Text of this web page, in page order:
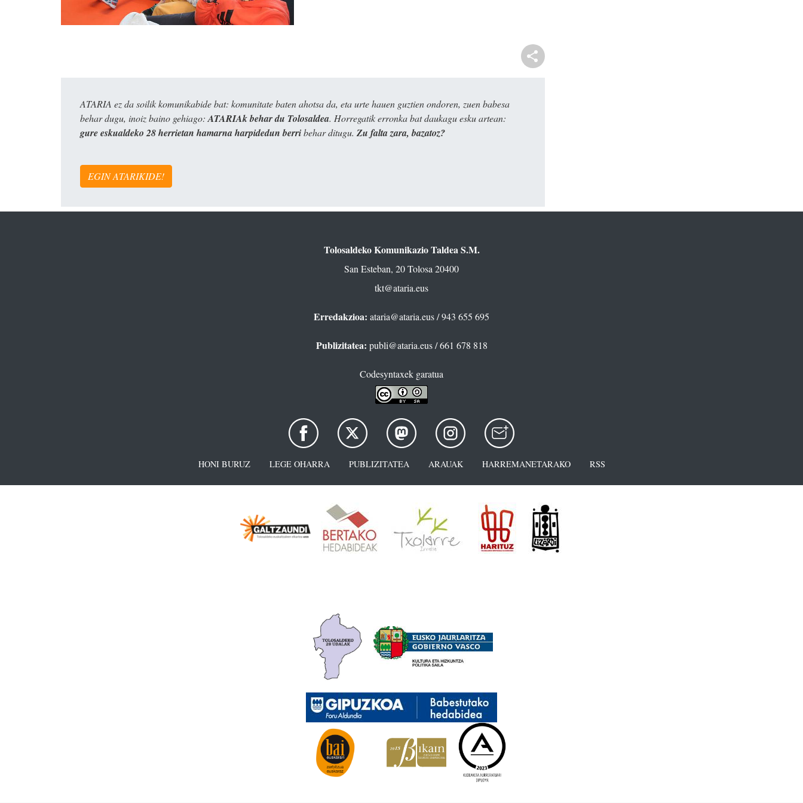
ATARIA ez da soilik komunikabide bat: komunitate baten ahotsa da, eta urte hauen guztien ondoren, zuen babesa
behar dugu, inoiz baino gehiago:ATARIAk behar du Tolosaldea. Horregatik erronka bat daukagu esku artean:
gure eskualdeko 28 herrietan hamarna harpidedun berribehar ditugu. Zu falta zara, bazatoz?
EGIN ATARIKIDE!
Tolosaldeko Komunikazio Taldea S.M.
San Esteban, 20 Tolosa 20400
tkt@ataria.eus
Erredakzioa: ataria@ataria.eus/ 943 655 695
Publizitatea: publi@ataria.eus/ 661 678 818
Codesyntaxek garatua
HONI BURUZ LEGE OHARRA PUBLIZITATEA ARAUAK HARREMANETARAKO RSS